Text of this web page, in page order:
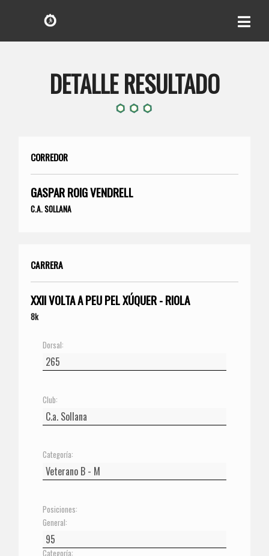
DETALLE RESULTADO
CORREDOR
GASPAR ROIG VENDRELL
C.A. SOLLANA
CARRERA
XXII VOLTA A PEU PEL XÚQUER - RIOLA
8k
Dorsal:
Club:
Categoría:
Posiciones:
General:
Categoría: